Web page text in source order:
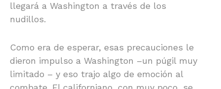
llegará a Washington a través de los
nudillos.
Como era de esperar, esas precauciones le
dieron impulso a Washington –un púgil muy
limitado – y eso trajo algo de emoción al